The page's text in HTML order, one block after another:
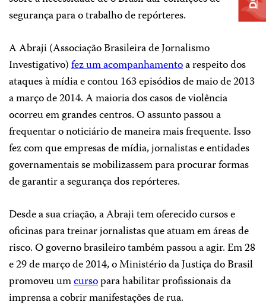
segurança para o trabalho de repórteres.
A Abraji (Associação Brasileira de Jornalismo
Investigativo)fez um acompanhamentoa respeito dos
ataques à mídia e contou 163 episódios de maio de 2013
a março de 2014. A maioria dos casos de violência
ocorreu em grandes centros. O assunto passou a
frequentar o noticiário de maneira mais frequente. Isso
fez com que empresas de mídia, jornalistas e entidades
governamentais se mobilizassem para procurar formas
de garantir a segurança dos repórteres.
Desde a sua criação, a Abraji tem oferecido cursos e
oficinas para treinar jornalistas que atuam em áreas de
risco. O governo brasileiro também passou a agir. Em 28
e 29 de março de 2014, o Ministério da Justiça do Brasil
promoveu umcursopara habilitar profissionais da
imprensa a cobrir manifestações de rua.